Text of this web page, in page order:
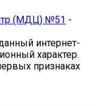
(МДЦ) №51 -
интернет-
характер.
признаках